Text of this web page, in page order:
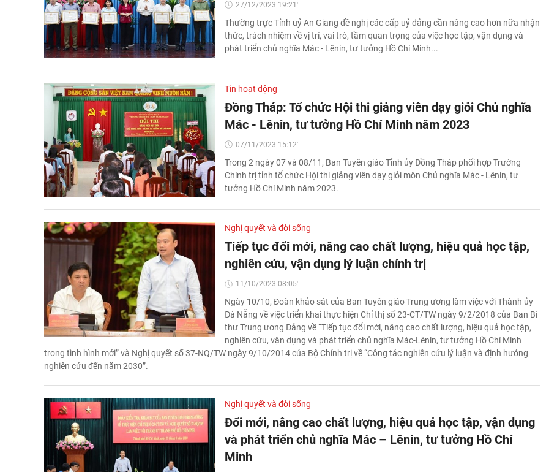
27/12/2023 19:21'
Thường trực Tỉnh uỷ An Giang đề nghị các cấp uỷ đảng cần nâng cao hơn nữa nhận
thức, trách nhiệm về vị trí, vai trò, tầm quan trọng của việc học tập, vận dụng và
phát triển chủ nghĩa Mác - Lênin, tư tưởng Hồ Chí Minh...
Tin hoạt động
Đồng Tháp: Tổ chức Hội thi giảng viên dạy giỏi Chủ nghĩa
Mác - Lênin, tư tưởng Hồ Chí Minh năm 2023
07/11/2023 15:12'
Trong 2 ngày 07 và 08/11, Ban Tuyên giáo Tỉnh ủy Đồng Tháp phối hợp Trường
Chính trị tỉnh tổ chức Hội thi giảng viên dạy giỏi môn Chủ nghĩa Mác - Lênin, tư
tưởng Hồ Chí Minh năm 2023.
Nghị quyết và đời sống
Tiếp tục đổi mới, nâng cao chất lượng, hiệu quả học tập,
nghiên cứu, vận dụng lý luận chính trị
11/10/2023 08:05'
Ngày 10/10, Đoàn khảo sát của Ban Tuyên giáo Trung ương làm việc với Thành ủy
Đà Nẵng về việc triển khai thực hiện Chỉ thị số 23-CT/TW ngày 9/2/2018 của Ban Bí
thư Trung ương Đảng về “Tiếp tục đổi mới, nâng cao chất lượng, hiệu quả học tập,
nghiên cứu, vận dụng và phát triển chủ nghĩa Mác-Lênin, tư tưởng Hồ Chí Minh
trong tình hình mới” và Nghị quyết số 37-NQ/TW ngày 9/10/2014 của Bộ Chính trị về “Công tác nghiên cứu lý luận và định hướng
nghiên cứu đến năm 2030”.
Nghị quyết và đời sống
Đổi mới, nâng cao chất lượng, hiệu quả học tập, vận dụng
và phát triển chủ nghĩa Mác – Lênin, tư tưởng Hồ Chí
Minh